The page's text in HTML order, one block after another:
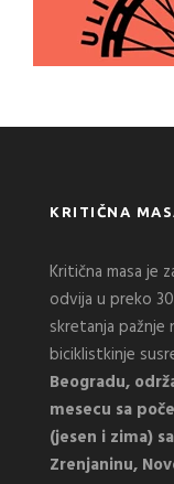
KRITIČNA
Kritična masa je
odvija u preko
skretanja pažnje
biciklistkinje
Beogradu,
mesecu sa
(jesen i zima)
Zrenjaninu,